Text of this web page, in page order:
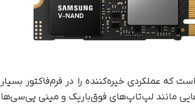
، درایو PCIe 5.0 است که عملکردی خیره‌کننده را در فرم‌فاکتور بسیار
مانند لپ‌تاپ‌های فوق‌باریک و مینی‌ پی‌سی‌ها